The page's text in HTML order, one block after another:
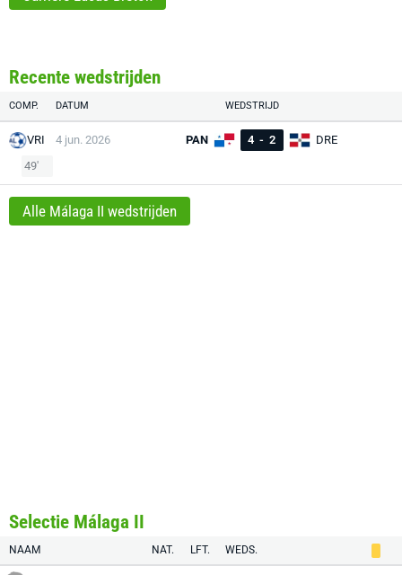
Recente wedstrijden
COMP. DATUM WEDSTRIJD
VRI 4 jun. 2026 PAN 4 - 2
DRE
49'
Alle Málaga II wedstrijden
Selectie Málaga II
NAAM NAT. LFT. WEDS.